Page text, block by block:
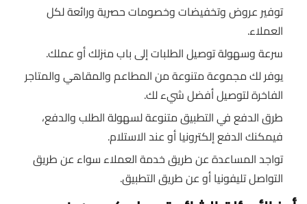
توفير عروض وتخفيضات وخصومات حصرية ورائعة لكل
العملاء.
سرعة وسهولة توصيل الطلبات إلى باب منزلك أو عملك.
يوفر لك مجموعة متنوعة من المطاعم والمقاهي والمتاجر
الفاخرة لتوصيل أفضل شيء لك.
طرق الدفع في التطبيق متنوعة لسهولة الطلب والدفع،
فيمكنك الدفع إلكترونيا أو عند الاستلام.
تواجد المساعدة عن طريق خدمة العملاء سواء عن طريق
التواصل تليفونيا أو عن طريق التطبيق.